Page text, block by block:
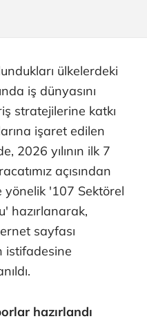
ülkelerdeki
iş dünyasını
stratejilerine katkı
işaret edilen
2026 yılının ilk 7
açısından
'107 Sektörel
hazırlanarak,
sayfası
istifadesine
hazırlandı